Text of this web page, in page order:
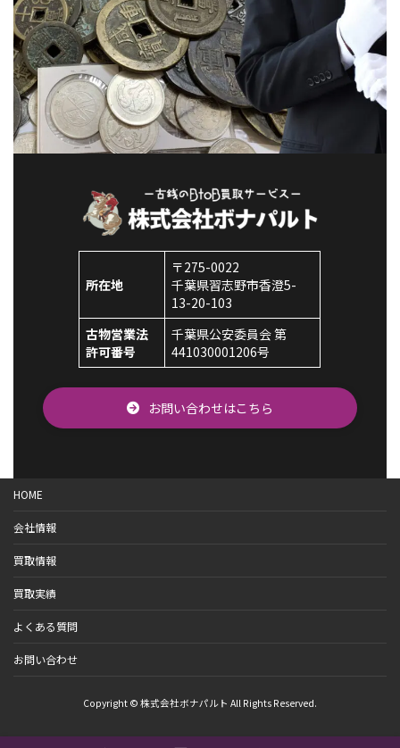
所在地
〒275-0022
千葉県習志野市香澄5-
13-20-103
古物営業法
許可番号
千葉県公安委員会 第
441030001206号
お問い合わせはこちら
HOME
会社情報
買取情報
買取実績
よくある質問
お問い合わせ
Copyright © 株式会社ボナパルト All Rights Reserved.